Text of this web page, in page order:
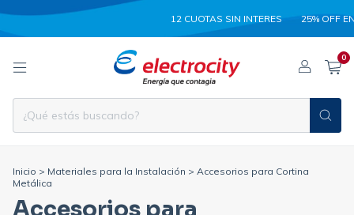
12 CUOTAS SIN INTERES 25% OFF EN
0
Inicio > Materiales para la Instalación > Accesorios para Cortina
Metálica
Accesorios para